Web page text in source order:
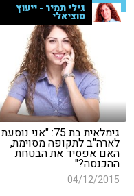
גילי תמיר - ייעוץ
סוציאלי
גימלאית בת 75: "אני נוסעת
לארה"ב לתקופה מסוימת,
האם אפסיד את הבטחת
ההכנסה?"
04/12/2015